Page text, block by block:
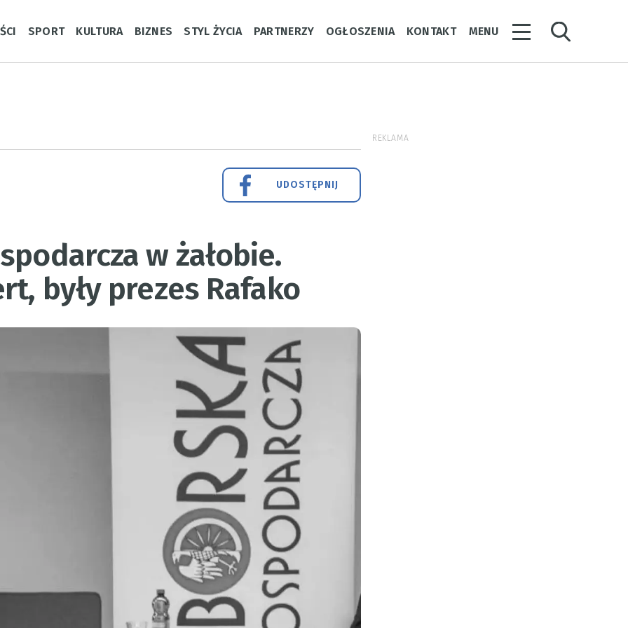
SPORT KULTURA BIZNES STYL ŻYCIA PARTNERZY OGŁOSZENIA KONTAKT MENU
UDOSTĘPNIJ
w żałobie.
były prezes Rafako
REKLAMA